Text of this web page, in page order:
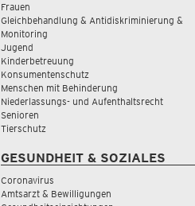
Frauen
Gleichbehandlung & Antidiskriminierung &
Monitoring
Jugend
Kinderbetreuung
Konsumentenschutz
Menschen mit Behinderung
Niederlassungs- und Aufenthaltsrecht
Senioren
Tierschutz
GESUNDHEIT & SOZIALES
Coronavirus
Amtsarzt & Bewilligungen